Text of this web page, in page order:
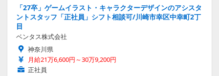
「27卒」ゲームイラスト・キャラクターデザインのアシスタ
ントスタッフ「正社員」シフト相談可/川崎市幸区中幸町2丁
目
ベンタス株式会社
神奈川県
月給21万6,600円～30万9,200円
正社員